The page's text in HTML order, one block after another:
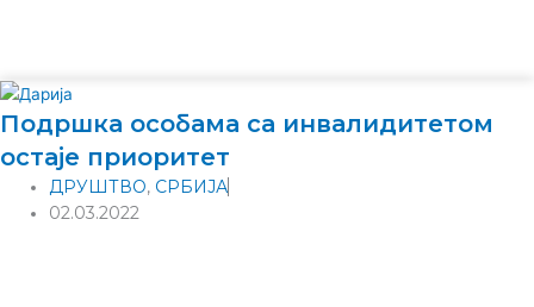
Подршка особама са инвалидитетом
остаје приоритет
ДРУШТВО, СРБИЈА
02.03.2022